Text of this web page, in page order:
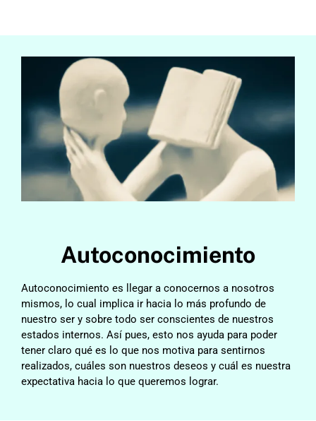
Autoconocimiento
Autoconocimiento es llegar a conocernos a nosotros
mismos, lo cual implica ir hacia lo más profundo de
nuestro ser y sobre todo ser conscientes de nuestros
estados internos. Así pues, esto nos ayuda para poder
tener claro qué es lo que nos motiva para sentirnos
realizados, cuáles son nuestros deseos y cuál es nuestra
expectativa hacia lo que queremos lograr.